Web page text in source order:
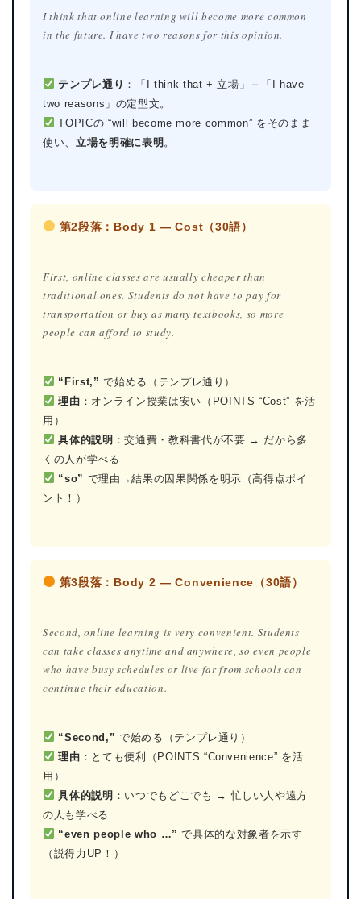
I think that online learning will become more common
in the future. I have two reasons for this opinion.
テンプレ通り ：「I think that + 立場」＋「I have
two reasons」の定型文。
TOPICの “will become more common” をそのまま
使い、 立場を明確に表明 。
第2段落：Body 1 — Cost（30語）
First, online classes are usually cheaper than
traditional ones. Students do not have to pay for
transportation or buy as many textbooks, so more
people can afford to study.
“First,” で始める（テンプレ通り）
理由 ：オンライン授業は安い（POINTS “Cost” を活
用）
具体的説明 ：交通費・教科書代が不要 → だから多
くの人が学べる
“so” で理由→結果の因果関係を明示（高得点ポイ
ント！）
第3段落：Body 2 — Convenience（30語）
Second, online learning is very convenient. Students
can take classes anytime and anywhere, so even people
who have busy schedules or live far from schools can
continue their education.
“Second,” で始める（テンプレ通り）
理由 ：とても便利（POINTS “Convenience” を活
用）
具体的説明 ：いつでもどこでも → 忙しい人や遠方
の人も学べる
“even people who …” で具体的な対象者を示す
（説得力UP！）